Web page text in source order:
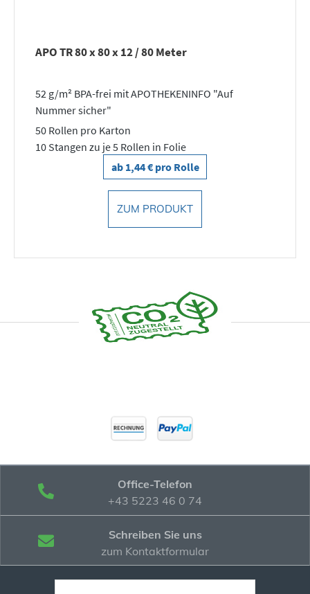
APO TR 80 x 80 x 12 / 80 Meter
52 g/m² BPA-frei mit APOTHEKENINFO "Auf
Nummer sicher"
50 Rollen pro Karton
10 Stangen zu je 5 Rollen in Folie
ab 1,44 € pro Rolle
ZUM PRODUKT
Office-Telefon
+43 5223 46 0 74
Schreiben Sie uns
zum Kontaktformular